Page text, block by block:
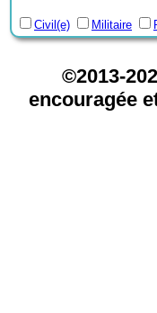
Civil(e) Militaire
©2013-
encouragée